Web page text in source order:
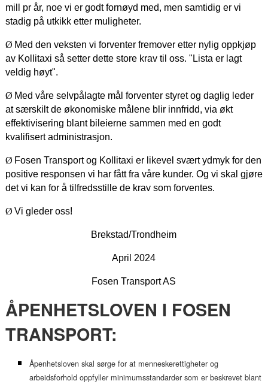
mill pr år, noe vi er godt fornøyd med, men samtidig er vi
stadig på utkikk etter muligheter.
Ø Med den veksten vi forventer fremover etter nylig oppkjøp
av Kollitaxi så setter dette store krav til oss. "Lista er lagt
veldig høyt".
Ø Med våre selvpålagte mål forventer styret og daglig leder
at særskilt de økonomiske målene blir innfridd, via økt
effektivisering blant bileierne sammen med en godt
kvalifisert administrasjon.
Ø Fosen Transport og Kollitaxi er likevel svært ydmyk for den
positive responsen vi har fått fra våre kunder. Og vi skal gjøre
det vi kan for å tilfredsstille de krav som forventes.
Ø Vi gleder oss!
Brekstad/Trondheim
April 2024
Fosen Transport AS
ÅPENHETSLOVEN I FOSEN
TRANSPORT:
Åpenhetsloven skal sørge for at menneskerettigheter og
arbeidsforhold oppfyller minimumsstandarder som er beskrevet blant